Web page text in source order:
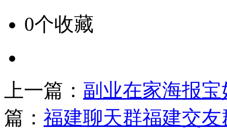
0个收藏
上一篇： 副业在家海报
篇： 福建聊天群福建交